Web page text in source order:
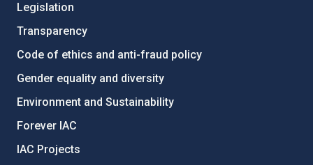
Legislation
Transparency
Code of ethics and anti-fraud policy
Gender equality and diversity
Environment and Sustainability
Forever IAC
IAC Projects